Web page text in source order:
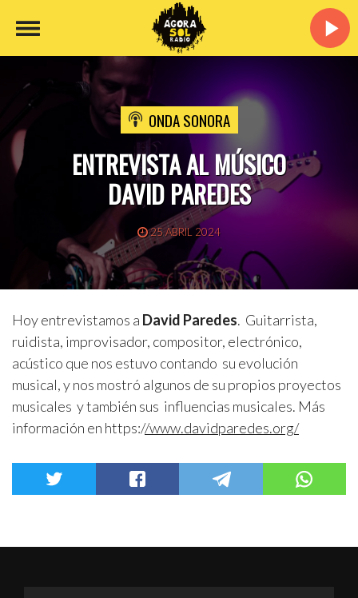
ONDA SONORA
ENTREVISTA AL MÚSICO
DAVID PAREDES
25 ABRIL 2024
Hoy entrevistamos a David Paredes. Guitarrista,
ruidista, improvisador, compositor, electrónico,
acústico que nos estuvo contando su evolución
musical, y nos mostró algunos de su propios proyectos
musicales y también sus influencias musicales. Más
información en https://www.davidparedes.org/